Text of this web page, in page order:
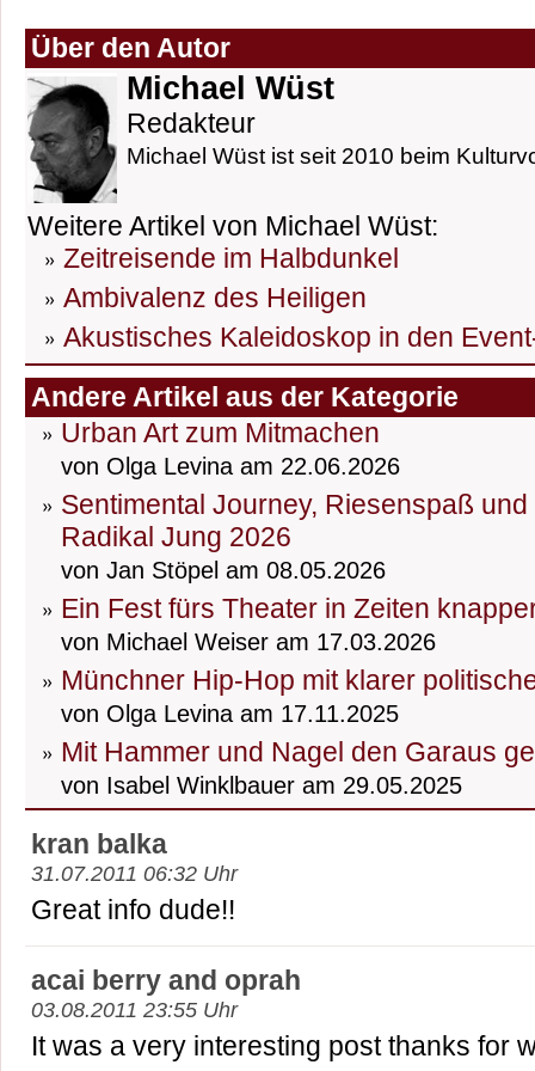
Über den Autor
Michael Wüst
Redakteur
Michael Wüst ist seit 2010 beim
Weitere Artikel von Michael Wüst:
Zeitreisende im Halbdunkel
Ambivalenz des Heiligen
Akustisches Kaleidoskop in den
Andere Artikel aus der Kategorie
Urban Art zum Mitmachen
von Olga Levina am 22.06.2026
Sentimental Journey, Riesenspaß
Radikal Jung 2026
von Jan Stöpel am 08.05.2026
Ein Fest fürs Theater in Zeiten
von Michael Weiser am 17.03.2026
Münchner Hip-Hop mit klarer
von Olga Levina am 17.11.2025
Mit Hammer und Nagel den Garaus
von Isabel Winklbauer am 29.05.2025
kran balka
31.07.2011 06:32 Uhr
Great info dude!!
acai berry and oprah
03.08.2011 23:55 Uhr
It was a very interesting post thanks for